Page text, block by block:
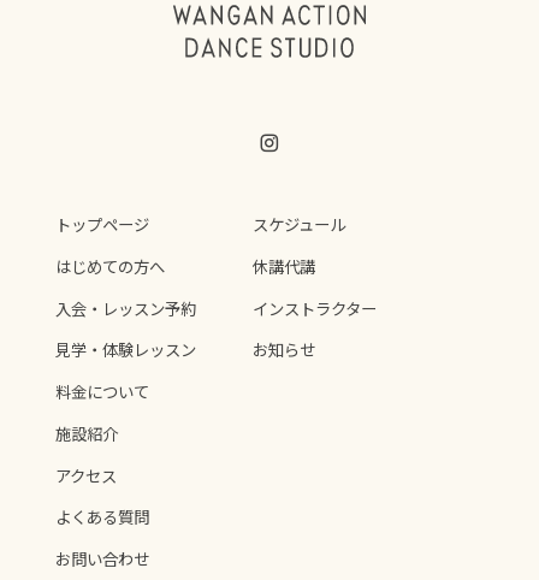
トップページ
はじめての方へ
入会・レッスン予約
見学・体験レッスン
料金について
スケジュール
休講代講
インストラクター
お知らせ
施設紹介
アクセス
よくある質問
お問い合わせ